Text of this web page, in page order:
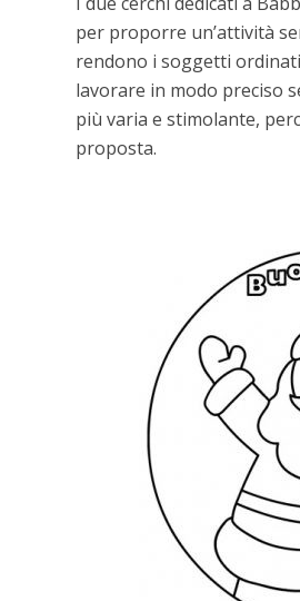
per proporre un’attività
rendono i soggetti
lavorare in modo preciso
più varia e stimolante,
proposta.